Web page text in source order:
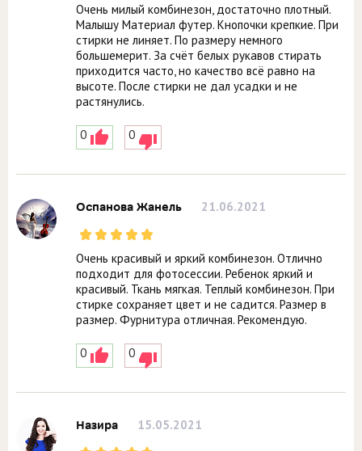
Очень милый комбинезон, достаточно плотный.
Малышу Материал футер. Кнопочки крепкие. При
стирки не линяет. По размеру немного
большемерит. За счёт белых рукавов стирать
приходится часто, но качество всё равно на
высоте. После стирки не дал усадки и не
растянулись.
0 0
Оспанова Жанель 21.06.2021
Очень красивый и яркий комбинезон. Отлично
подходит для фотосессии. Ребенок яркий и
красивый. Ткань мягкая. Теплый комбинезон. При
стирке сохраняет цвет и не садится. Размер в
размер. Фурнитура отличная. Рекомендую.
0 0
Назира 15.05.2021